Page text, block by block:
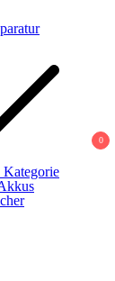
Reparatur
Kategorie
0